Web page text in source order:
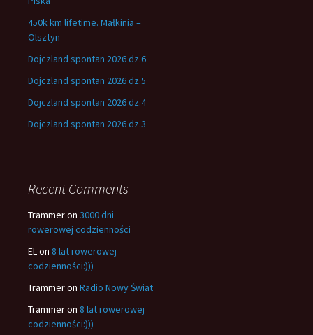
450k km lifetime. Małkinia –
Olsztyn
Dojczland spontan 2026 dz.6
Dojczland spontan 2026 dz.5
Dojczland spontan 2026 dz.4
Dojczland spontan 2026 dz.3
Recent Comments
Trammeron 3000 dni
rowerowej codzienności
ELon 8 lat rowerowej
codzienności:)))
Trammeron Radio Nowy Świat
Trammeron 8 lat rowerowej
codzienności:)))